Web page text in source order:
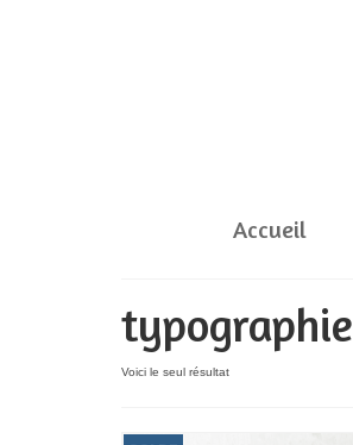
Accueil
typographie
Voici le seul résultat